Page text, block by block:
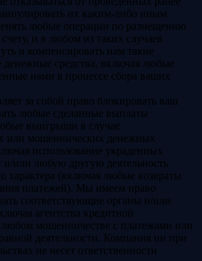
аннулировать их каким-либо иным
любые операции по размещению
и в любом из таких случаев
и компенсировать нам такие
средства, включая любые
нами в процессе сбора ваших
за собой право блокировать ваш
любые сделанные выплаты
выигрыши в случае
или мошеннических денежных
использование украденных
и/или любую другую деятельность
характера (включая любые возвраты
платежей). Мы имеем право
соответствующие органы и/или
агентства кредитной
мошенничестве с платежами или
деятельности. Компания ни при
не несет ответственности